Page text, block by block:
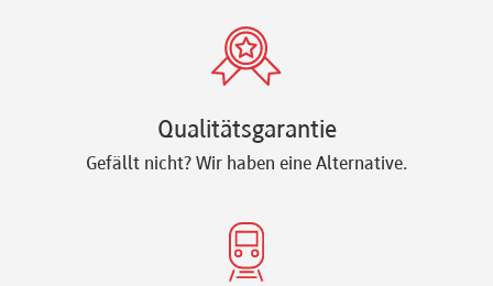
Qualitätsgarantie
Gefällt nicht? Wir haben eine Alternative.